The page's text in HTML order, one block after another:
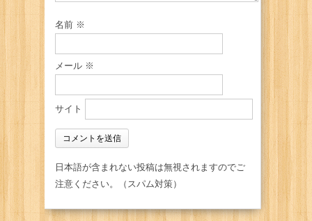
名前 ※
メール ※
サイト
日本語が含まれない投稿は無視されますのでご
注意ください。（スパム対策）